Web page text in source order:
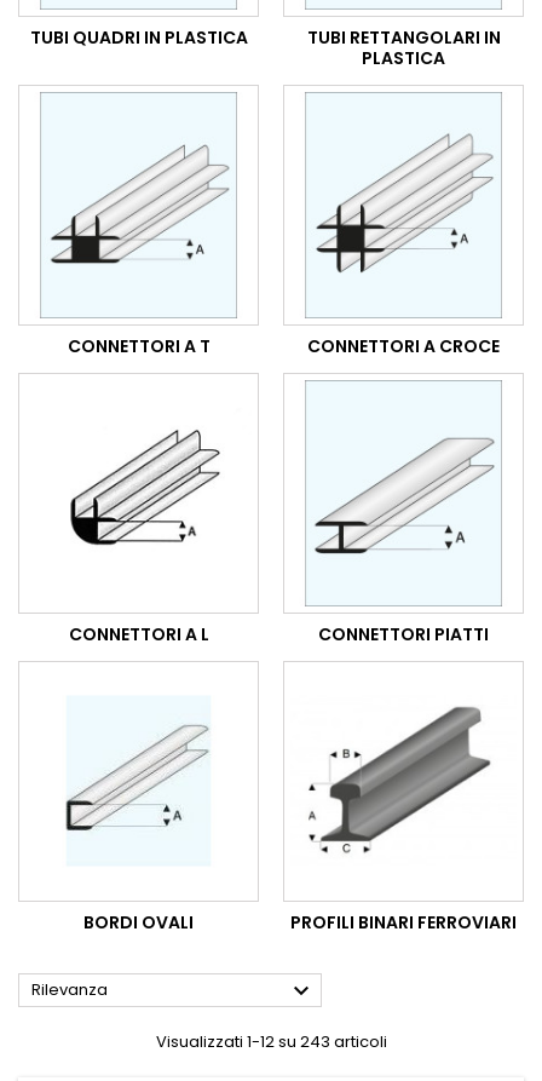
TUBI QUADRI IN PLASTICA
TUBI RETTANGOLARI IN
PLASTICA
CONNETTORI A T CONNETTORI A CROCE
CONNETTORI A L CONNETTORI PIATTI
BORDI OVALI PROFILI BINARI FERROVIARI
Rilevanza 
Visualizzati 1-12 su 243 articoli